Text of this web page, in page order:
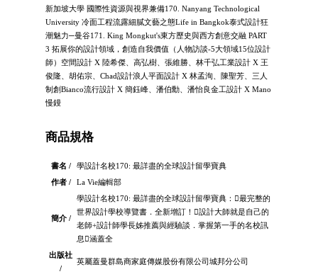
新加坡大學 國際性資源與視界兼備170. Nanyang Technological
University 冷面工程流露細膩文藝之態Life in Bangkok泰式設計狂
潮魅力─曼谷171. King Mongkut's東方歷史與西方創意交融 PART
3 拓展你的設計領域，創造自我價值（人物訪談-5大領域15位設計
師）空間設計 X 陸希傑、高弘樹、張維勝、林千弘工業設計 X 王
俊隆、胡佑宗、Chad設計浪人平面設計 X 林孟洵、陳聖芳、三人
制創Bianco流行設計 X 簡鈺峰、潘伯勳、潘怡良金工設計 X Mano
慢鏝
商品規格
書名 /
學設計名校170: 最詳盡的全球設計留學寶典
作者 /
La Vie編輯部
簡介 /
學設計名校170: 最詳盡的全球設計留學寶典：最完整的
世界設計學校導覽書．全新增訂！設計大師就是自己的
老師+設計師學長姊推薦與經驗談．掌握第一手的名校訊
息涵蓋全
出版社
/
英屬蓋曼群島商家庭傳媒股份有限公司城邦分公司